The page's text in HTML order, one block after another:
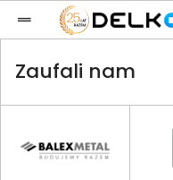
Zaufali nam